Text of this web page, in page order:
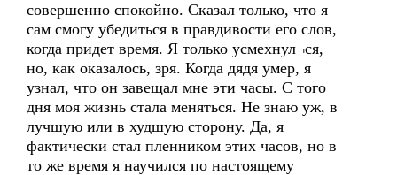
совершенно спокойно. Сказал только, что я
сам смогу убедиться в правдивости его слов,
когда придет время. Я только усмехнул¬ся,
но, как оказалось, зря. Когда дядя умер, я
узнал, что он завещал мне эти часы. С того
дня моя жизнь стала меняться. Не знаю уж, в
лучшую или в худшую сторону. Да, я
фактически стал пленником этих часов, но в
то же время я научился по настоящему